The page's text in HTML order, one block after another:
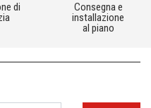
di
Consegna e
installazione
al piano